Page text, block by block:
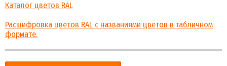
Каталог цветов RAL
Расшифровка цветов RAL с названиями цветов в табличном
формате.